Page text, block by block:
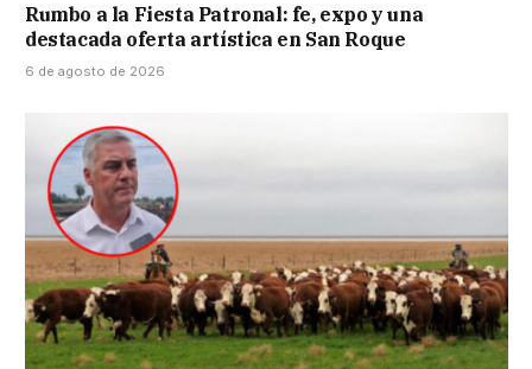
Rumbo a la Fiesta Patronal: fe, expo y una
destacada oferta artística en San Roque
6 de agosto de 2026